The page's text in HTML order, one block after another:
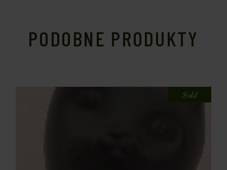
PODOBNE PRODUKTY
Sold